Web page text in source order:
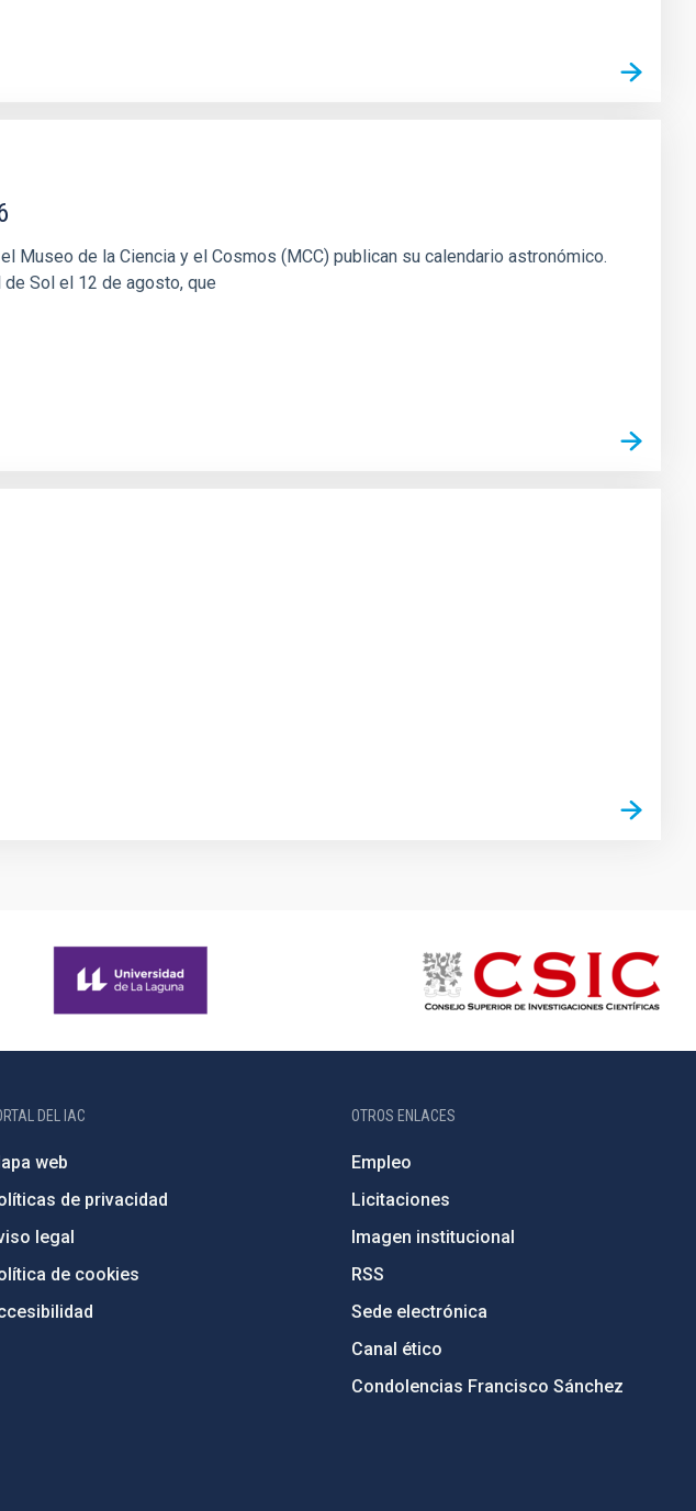
Museo de la Ciencia y el Cosmos (MCC) publican su calendario astronómico.
Sol el 12 de agosto, que
DEL IAC
web
de privacidad
legal
de cookies
OTROS ENLACES
Empleo
Licitaciones
Imagen institucional
RSS
Sede electrónica
Canal ético
Condolencias Francisco Sánchez